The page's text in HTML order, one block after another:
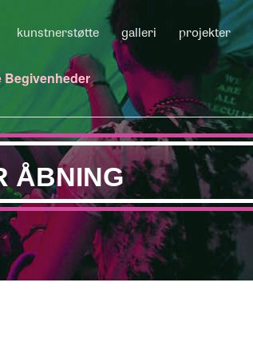
kunstnerstøtte galleri projekter
Begivenheder
ÅBNING